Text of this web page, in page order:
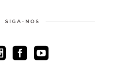
SIGA-NOS